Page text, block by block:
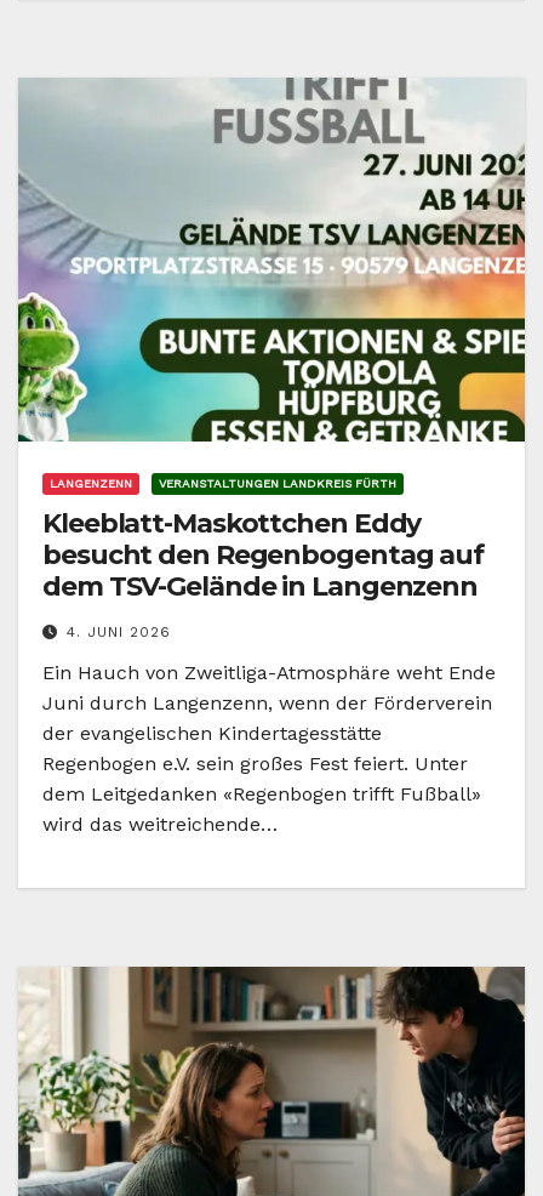
LANGENZENN VERANSTALTUNGEN LANDKREIS FÜRTH
Kleeblatt-Maskottchen Eddy
besucht den Regenbogentag auf
dem TSV-Gelände in Langenzenn
4. JUNI 2026
Ein Hauch von Zweitliga-Atmosphäre weht Ende
Juni durch Langenzenn, wenn der Förderverein
der evangelischen Kindertagesstätte
Regenbogen e.V. sein großes Fest feiert. Unter
dem Leitgedanken «Regenbogen trifft Fußball»
wird das weitreichende…